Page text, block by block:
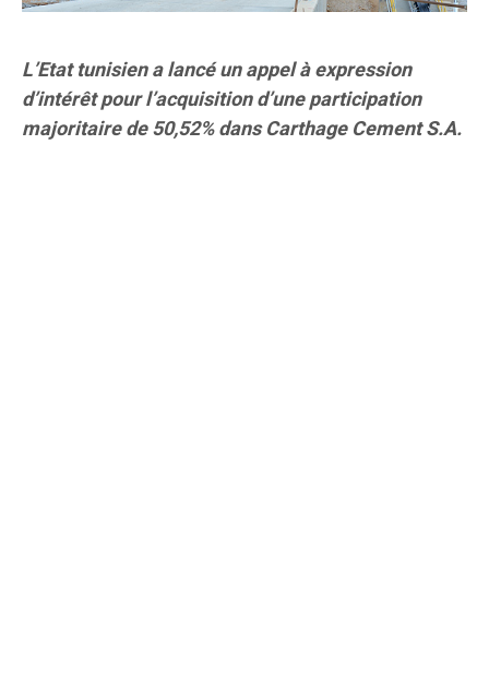
L’Etat tunisien a lancé un appel à expression
d’intérêt pour l’acquisition d’une participation
majoritaire de 50,52% dans Carthage Cement S.A.